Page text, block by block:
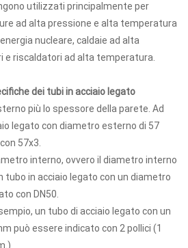
utilizzati principalmente per
ad alta pressione e alta temperatura
nucleare, caldaie ad alta
e riscaldatori ad alta temperatura.
dei tubi in acciaio legato
più lo spessore della parete. Ad
legato con diametro esterno di 57
57x3.
interno, ovvero il diametro interno
tubo in acciaio legato con un diametro
con DN50.
un tubo di acciaio legato con un
può essere indicato con 2 pollici (1